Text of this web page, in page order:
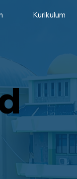
Kurikulum